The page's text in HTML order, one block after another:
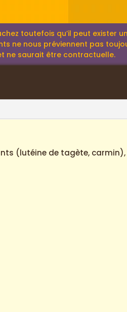
toutefois qu’il peut exister
ne nous préviennent pas
ne saurait être contractuelle.
(lutéine de tagète,